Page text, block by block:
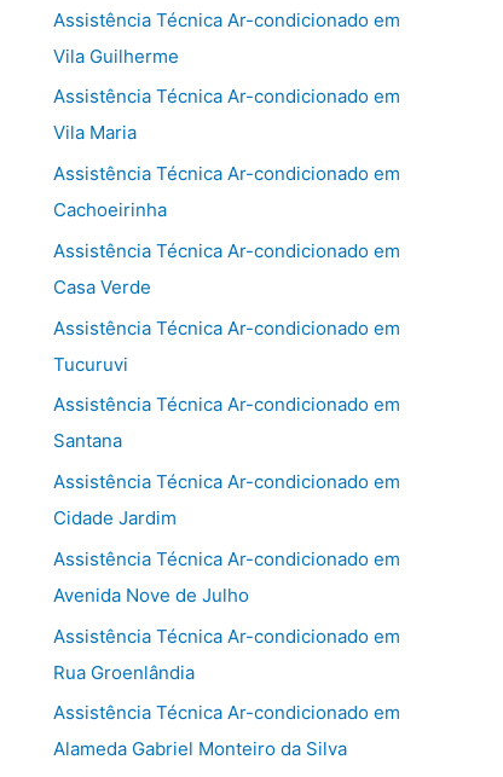
Assistência Técnica Ar-condicionado em
Vila Guilherme
Assistência Técnica Ar-condicionado em
Vila Maria
Assistência Técnica Ar-condicionado em
Cachoeirinha
Assistência Técnica Ar-condicionado em
Casa Verde
Assistência Técnica Ar-condicionado em
Tucuruvi
Assistência Técnica Ar-condicionado em
Santana
Assistência Técnica Ar-condicionado em
Cidade Jardim
Assistência Técnica Ar-condicionado em
Avenida Nove de Julho
Assistência Técnica Ar-condicionado em
Rua Groenlândia
Assistência Técnica Ar-condicionado em
Alameda Gabriel Monteiro da Silva